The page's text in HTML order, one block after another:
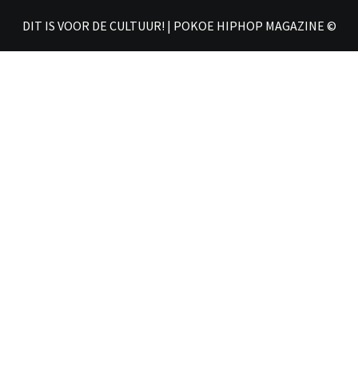
DIT IS VOOR DE CULTUUR! | POKOE HIPHOP MAGAZINE ©